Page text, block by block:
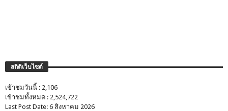
สถิติเว็บไซต์
เข้าชมวันนี้ : 2,106
เข้าชมทั้งหมด : 2,524,722
Last Post Date: 6 สิงหาคม 2026